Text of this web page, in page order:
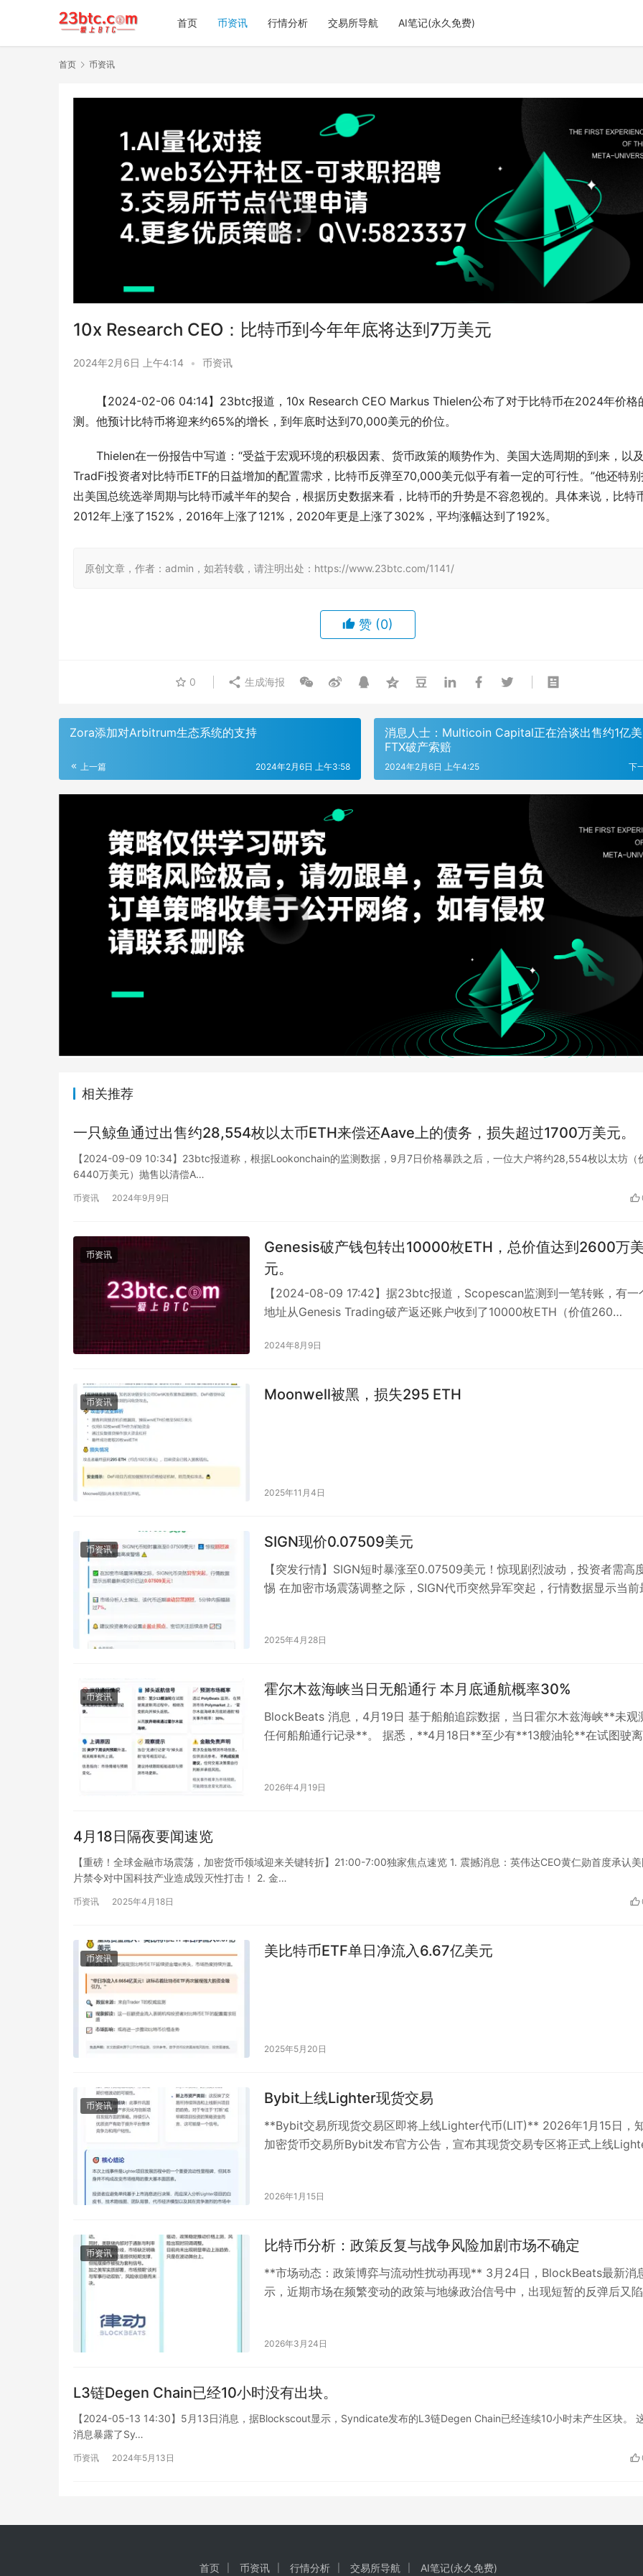
首页 币资讯 行情分析 交易所导航 AI笔记(永久免费)
首页 币资讯
10x Research CEO：比特币到今年年底将达到7万美元
2024年2月6日 上午4:14 • 币资讯
【2024-02-06 04:14】23btc报道，10x Research CEO Markus Thielen公布了对于比特币在2024年价格
测。他预计比特币将迎来约65%的增长，到年底时达到70,000美元的价位。
Thielen在一份报告中写道：“受益于宏观环境的积极因素、货币政策的顺势作为、美国大选周期的到来，以及
TradFi投资者对比特币ETF的日益增加的配置需求，比特币反弹至70,000美元似乎有着一定的可行性。”他还特别
出美国总统选举周期与比特币减半年的契合，根据历史数据来看，比特币的升势是不容忽视的。具体来说，比特
2012年上涨了152%，2016年上涨了121%，2020年更是上涨了302%，平均涨幅达到了192%。
原创文章，作者：admin，如若转载，请注明出处：https://www.23btc.com/1141/
赞 (0)
0 生成海报
Zora添加对Arbitrum生态系统的支持
上一篇 2024年2月6日 上午3:58
消息人士：Multicoin Capital正在洽谈出售约1亿
FTX破产索赔
下
2024年2月6日 上午4:25
相关推荐
一只鲸鱼通过出售约28,554枚以太币ETH来偿还Aave上的债务，损失超过1700万美元。
【2024-09-09 10:34】23btc报道称，根据Lookonchain的监测数据，9月7日价格暴跌之后，一位大户将约28,554枚以太坊（
6440万美元）抛售以清偿A…
币资讯 2024年9月9日
币资讯
Genesis破产钱包转出10000枚ETH，总价值达到2600万美
元。
【2024-08-09 17:42】据23btc报道，Scopescan监测到一笔转账，有一
地址从Genesis Trading破产返还账户收到了10000枚ETH（价值260…
2024年8月9日
币资讯 Moonwell被黑，损失295 ETH
2025年11月4日
币资讯 SIGN现价0.07509美元
【突发行情】SIGN短时暴涨至0.07509美元！惊现剧烈波动，投资者需高
惕 在加密市场震荡调整之际，SIGN代币突然异军突起，行情数据显示当前
2025年4月28日
币资讯 霍尔木兹海峡当日无船通行 本月底通航概率30%
BlockBeats 消息，4月19日 基于船舶追踪数据，当日霍尔木兹海峡**未观
任何船舶通行记录**。 据悉，**4月18日**至少有**13艘油轮**在试图驶离
2026年4月19日
4月18日隔夜要闻速览
【重磅！全球金融市场震荡，加密货币领域迎来关键转折】21:00-7:00独家焦点速览 1. 震撼消息：英伟达CEO黄仁勋首度承认
片禁令对中国科技产业造成毁灭性打击！ 2. 金…
币资讯 2025年4月18日
币资讯 美比特币ETF单日净流入6.67亿美元
2025年5月20日
币资讯 Bybit上线Lighter现货交易
**Bybit交易所现货交易区即将上线Lighter代币(LIT)** 2026年1月15日，
加密货币交易所Bybit发布官方公告，宣布其现货交易专区将正式上线
2026年1月15日
币资讯 比特币分析：政策反复与战争风险加剧市场不确定
**市场动态：政策博弈与流动性扰动再现** 3月24日，BlockBeats最新消
示，近期市场在频繁变动的政策与地缘政治信号中，出现短暂的反弹后又陷
2026年3月24日
L3链Degen Chain已经10小时没有出块。
【2024-05-13 14:30】5月13日消息，据Blockscout显示，Syndicate发布的L3链Degen Chain已经连续10小时未产生区块。
消息暴露了Sy…
币资讯 2024年5月13日
首页 币资讯 行情分析 交易所导航 AI笔记(永久免费)